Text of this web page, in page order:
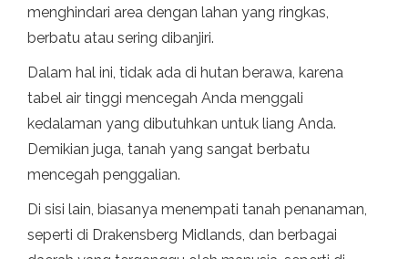
menghindari area dengan lahan yang ringkas,
berbatu atau sering dibanjiri.
Dalam hal ini, tidak ada di hutan berawa, karena
tabel air tinggi mencegah Anda menggali
kedalaman yang dibutuhkan untuk liang Anda.
Demikian juga, tanah yang sangat berbatu
mencegah penggalian.
Di sisi lain, biasanya menempati tanah penanaman,
seperti di Drakensberg Midlands, dan berbagai